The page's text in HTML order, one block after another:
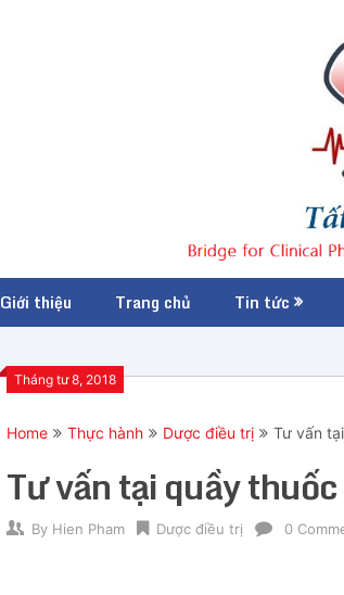
Giới thiệu Trang chủ Tin tức
Tháng tư 8, 2018
Home Thực hành Dược điều trị Tư vấn
Tư vấn tại quầy
By Hien Pham Dược điều trị 0